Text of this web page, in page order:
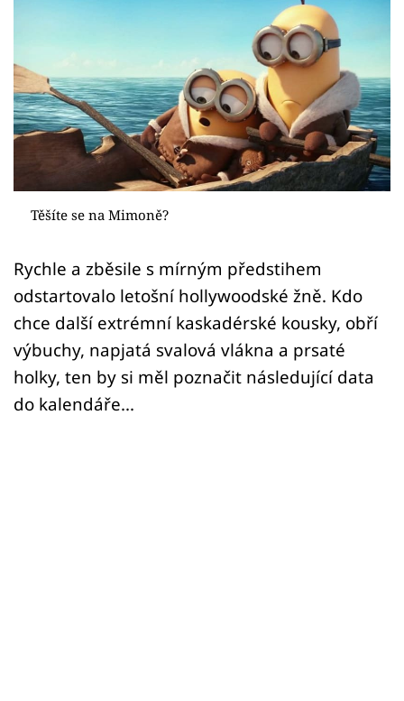
Youtubeři
Virály
Sex a vztahy
Videa
Sledujte prima+
Sledujte nás
Těšíte se na Mimoně?
Rychle a zběsile s mírným předstihem
odstartovalo letošní hollywoodské žně. Kdo
chce další extrémní kaskadérské kousky, obří
výbuchy, napjatá svalová vlákna a prsaté
holky, ten by si měl poznačit následující data
do kalendáře...